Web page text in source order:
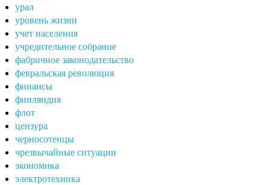
урал
уровень жизни
учет населения
учредительное собрание
фабричное законодательство
февральская революция
финансы
финляндия
флот
цензура
черносотенцы
чрезвычайные ситуации
экономика
электротехника